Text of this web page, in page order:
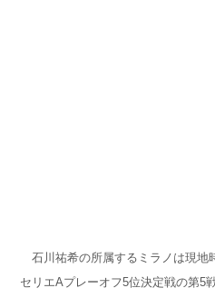
石川祐希の所属するミラノは現地
セリエAプレーオフ5位決定戦の第5